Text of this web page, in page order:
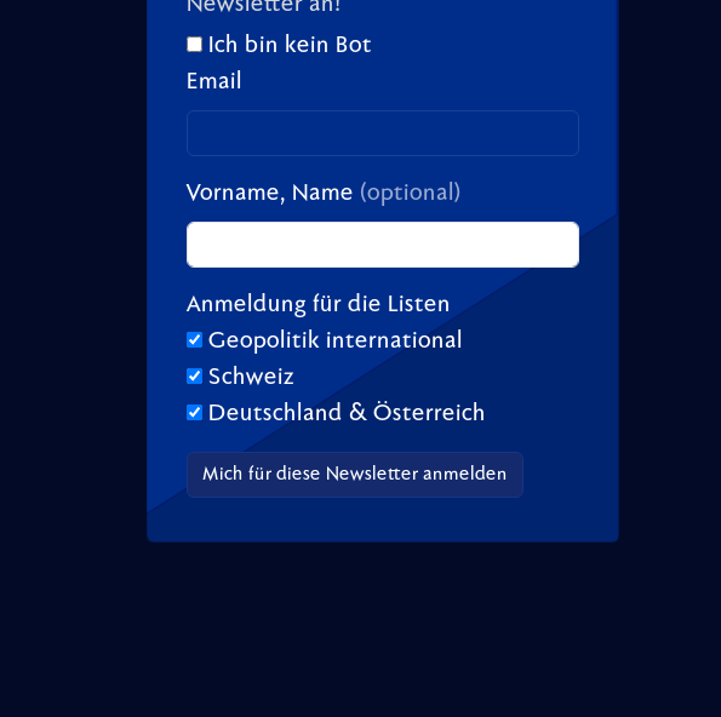
Newsletter an!
Ich bin kein Bot
Email
Vorname, Name (optional)
Anmeldung für die Listen
Geopolitik international
Schweiz
Deutschland & Österreich